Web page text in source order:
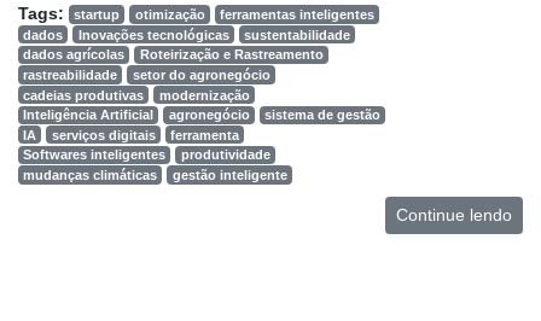
Cadastre-
se
Tags: startup otimização
ferramentas inteligentes
dados
Inovações tecnológicas
sustentabilidade
dados agrícolas
Roteirização e Rastreamento
rastreabilidade
setor do agronegócio
cadeias produtivas
modernização
Inteligência Artificial
agronegócio
sistema de gestão
IA
serviços digitais
ferramenta
Softwares inteligentes
produtividade
mudanças climáticas
gestão inteligente
Continue lendo